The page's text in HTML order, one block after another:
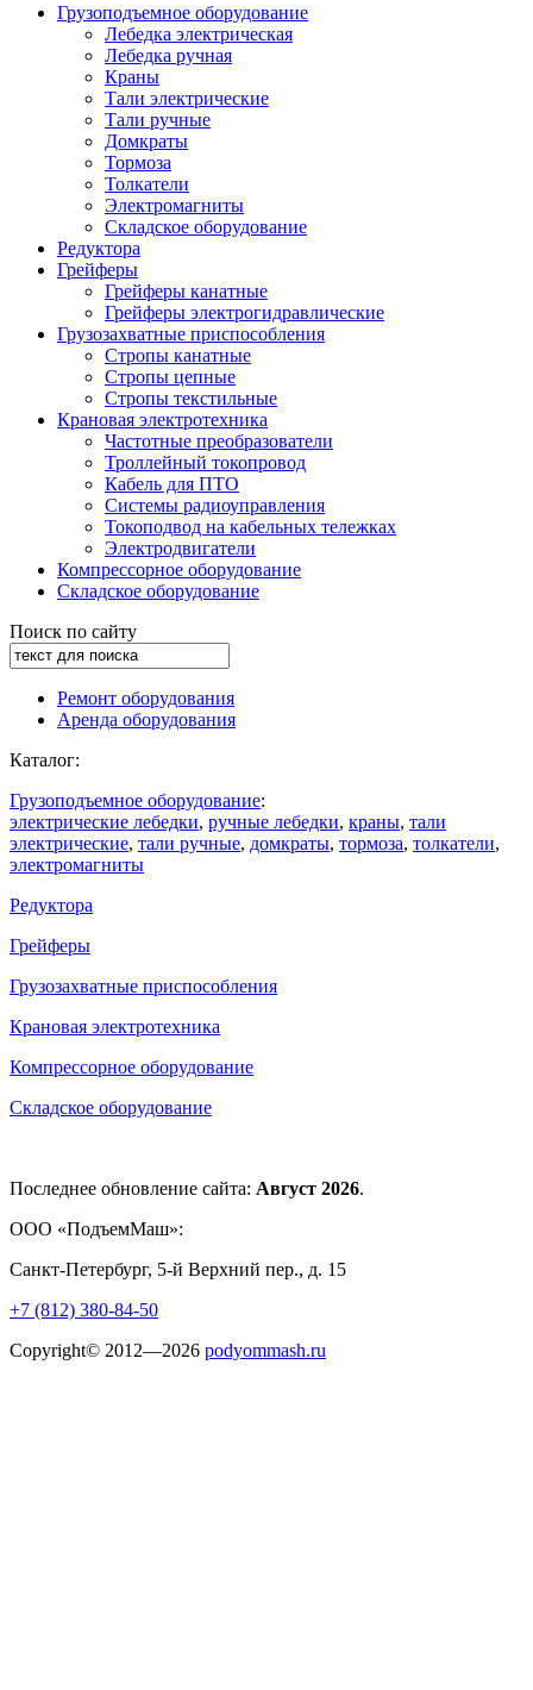
Грузоподъемное оборудование
Лебедка электрическая
Лебедка ручная
Краны
Тали электрические
Тали ручные
Домкраты
Тормоза
Толкатели
Электромагниты
Складское оборудование
Редуктора
Грейферы
Грейферы канатные
Грейферы электрогидравлические
Грузозахватные приспособления
Стропы канатные
Стропы цепные
Стропы текстильные
Крановая электротехника
Частотные преобразователи
Троллейный токопровод
Кабель для ПТО
Системы радиоуправления
Токоподвод на кабельных тележках
Электродвигатели
Компрессорное оборудование
Складское оборудование
Поиск по сайту
Ремонт оборудования
Аренда оборудования
Каталог:
Грузоподъемное оборудование:
электрические лебедки, ручные лебедки, краны, тали
электрические, тали ручные, домкраты, тормоза, толкатели,
электромагниты
Редуктора
Грейферы
Грузозахватные приспособления
Крановая электротехника
Компрессорное оборудование
Складское оборудование
Последнее обновление сайта: Август 2026.
ООО «ПодъемМаш»:
Санкт-Петербург, 5-й Верхний пер., д. 15
+7 (812) 380-84-50
Copyright© 2012—2026 podyommash.ru